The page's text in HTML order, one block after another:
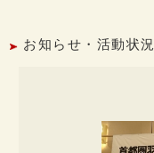
お知らせ・活動状況